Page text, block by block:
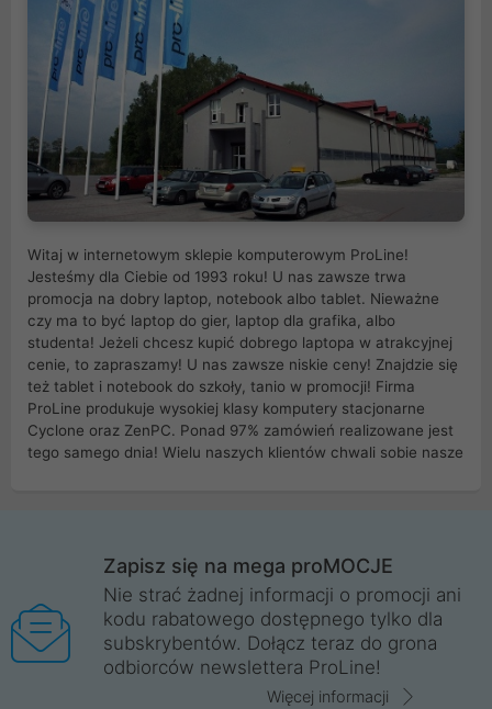
Witaj w internetowym sklepie komputerowym ProLine!
Jesteśmy dla Ciebie od 1993 roku! U nas zawsze trwa
promocja na dobry laptop, notebook albo tablet. Nieważne
czy ma to być laptop do gier, laptop dla grafika, albo
studenta! Jeżeli chcesz kupić dobrego laptopa w atrakcyjnej
cenie, to zapraszamy! U nas zawsze niskie ceny! Znajdzie się
też tablet i notebook do szkoły, tanio w promocji! Firma
ProLine produkuje wysokiej klasy komputery stacjonarne
Cyclone oraz ZenPC. Ponad 97% zamówień realizowane jest
tego samego dnia! Wielu naszych klientów chwali sobie nasze
Wrocław, Poznań, Legnica, Katowice, Gliwice, Kalisz, Bytom,
Trzebnica, Opole. Szybka i profesjonalna obsługa!
ProLine to polska firma ze 100% polskim kapitałem. Działamy
legalnie i płacimy podatki w naszym kraju! Posiadamy siedzibę
główną w Mirkowie oraz salony na terenie kraju. Cała
komunikacja ze sklepem komputerowym ProLine jest
Zapisz się na mega proMOCJE
Nie strać żadnej informacji o promocji ani
kodu rabatowego dostępnego tylko dla
subskrybentów. Dołącz teraz do grona
odbiorców newslettera ProLine!
Więcej informacji